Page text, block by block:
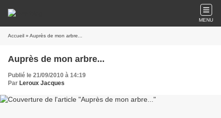
MENU
Accueil » Auprès de mon arbre...
Auprès de mon arbre...
Publié le 21/09/2010 à 14:19
Par Leroux Jacques